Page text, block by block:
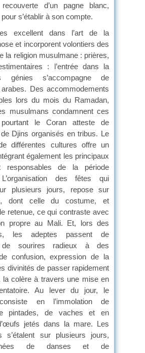
d’un pagne blanc,
s’établir à son compte.
excellent dans l’art de la
et incorporent volontiers des
la religion musulmane : prières,
: l’entrée dans la
génies s’accompagne de
Des accommodements
lors du mois du Ramadan,
musulmans condamnent ces
pourtant le Coran atteste de
de Djins organisés en tribus. Le
différentes cultures offre un
également les principaux
responsables de la période
des fêtes qui
plusieurs jours, repose sur
dont celle du costume, et
retenue, ce qui contraste avec
propre au Mali. Et, lors des
les adeptes passent de
de sourires radieux à des
confusion, expression de la
divinités de passer rapidement
la colère à travers une mise en
Au lever du jour, le
en l’immolation de
pintades, de vaches et en
jetés dans la mare. Les
s’étalent sur plusieurs jours,
de danses et de